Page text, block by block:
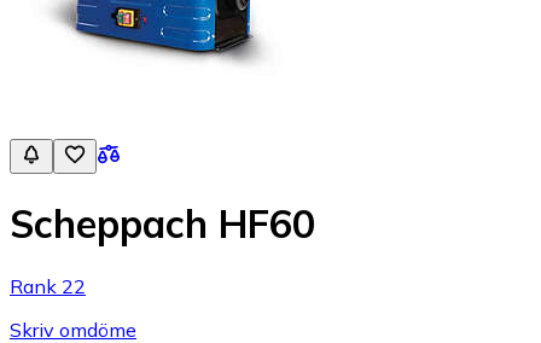
Scheppach HF60
Rank 22
Skriv omdöme